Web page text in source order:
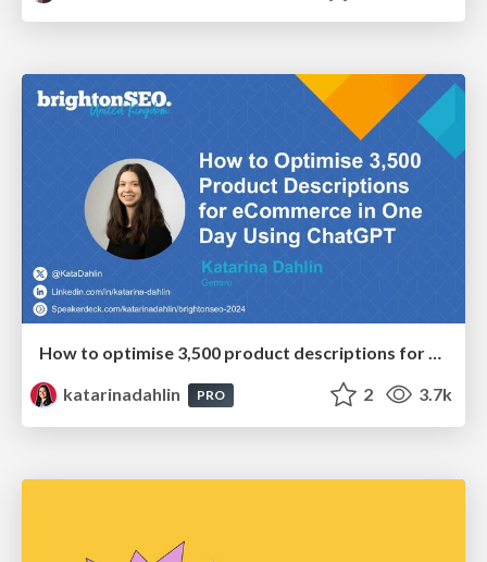
How to optimise 3,500 product descriptions for ecommerce in one day using ChatGPT
katarinadahlin
PRO 2 3.7k